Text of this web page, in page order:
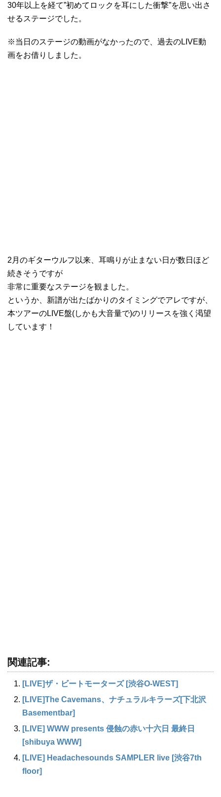
30年以上を経て”初めてロックを耳にした衝撃”を思い出さ
せるステージでした。
※当日のステージの動画がなかったので、過去のLIVE動
画をお借りしました。
2月のギターウルフ以来、耳鳴りが止まない日が数日ほど
続きそうですが
非常に重要なステージを観ました。
というか、新譜が出たばかりのタイミングでアレですが、
本ツアーのLIVE盤(しかも大音量で)のリリースを強く渇望
しています！
関連記事:
[LIVE]ザ・ビートモーターズ [渋谷O-WEST]
[LIVE]The Cavemans、ナチュラルキラーズ[下北沢
Basementbar]
[LIVE] WWW presents 侵蝕の赤い十六日 最終日
[shibuya WWW]
[LIVE] Headachesounds SAMPLER live [渋谷7th
floor]